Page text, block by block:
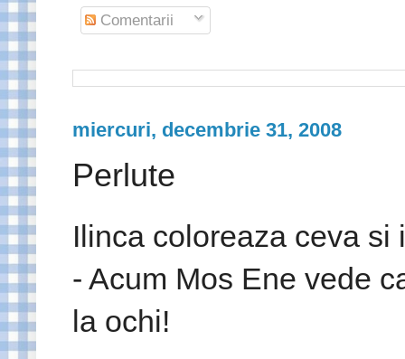
Comentarii
miercuri, decembrie 31, 2008
Perlute
Ilinca coloreaza ceva si
- Acum Mos Ene vede
la ochi!